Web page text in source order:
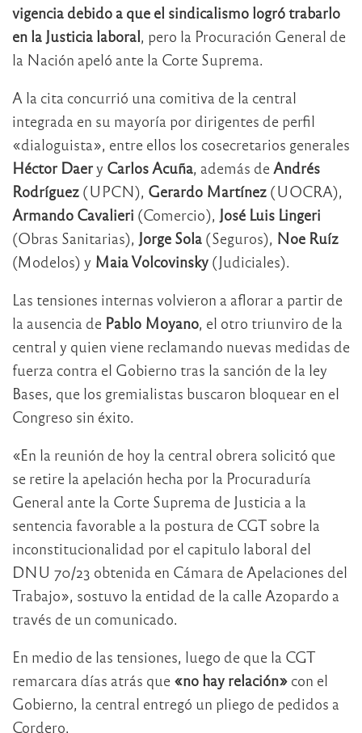
vigencia debido a que el sindicalismo logró trabarlo
en la Justicia laboral, pero la Procuración General de
la Nación apeló ante la Corte Suprema.
A la cita concurrió una comitiva de la central
integrada en su mayoría por dirigentes de perfil
«dialoguista», entre ellos los cosecretarios generales
Héctor Daery Carlos Acuña, además de Andrés
Rodríguez (UPCN), Gerardo Martínez (UOCRA),
Armando Cavalieri (Comercio), José Luis Lingeri
(Obras Sanitarias), Jorge Sola (Seguros), Noe Ruíz
(Modelos) y Maia Volcovinsky (Judiciales).
Las tensiones internas volvieron a aflorar a partir de
la ausencia de Pablo Moyano, el otro triunviro de la
central y quien viene reclamando nuevas medidas de
fuerza contra el Gobierno tras la sanción de la ley
Bases, que los gremialistas buscaron bloquear en el
Congreso sin éxito.
«En la reunión de hoy la central obrera solicitó que
se retire la apelación hecha por la Procuraduría
General ante la Corte Suprema de Justicia a la
sentencia favorable a la postura de CGT sobre la
inconstitucionalidad por el capitulo laboral del
DNU 70/23 obtenida en Cámara de Apelaciones del
Trabajo», sostuvo la entidad de la calle Azopardo a
través de un comunicado.
En medio de las tensiones, luego de que la CGT
remarcara días atrás que «no hay relación» con el
Gobierno, la central entregó un pliego de pedidos a
Cordero.